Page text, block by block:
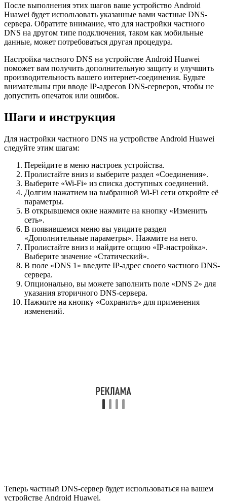
После выполнения этих шагов ваше устройство Android
Huawei будет использовать указанные вами частные DNS-
сервера. Обратите внимание, что для настройки частного
DNS на другом типе подключения, таком как мобильные
данные, может потребоваться другая процедура.
Настройка частного DNS на устройстве Android Huawei
поможет вам получить дополнительную защиту и улучшить
производительность вашего интернет-соединения. Будьте
внимательны при вводе IP-адресов DNS-серверов, чтобы не
допустить опечаток или ошибок.
Шаги и инструкция
Для настройки частного DNS на устройстве Android Huawei
следуйте этим шагам:
Перейдите в меню настроек устройства.
Пролистайте вниз и выберите раздел «Соединения».
Выберите «Wi-Fi» из списка доступных соединений.
Долгим нажатием на выбранной Wi-Fi сети откройте её
параметры.
В открывшемся окне нажмите на кнопку «Изменить
сеть».
В появившемся меню вы увидите раздел
«Дополнительные параметры». Нажмите на него.
Пролистайте вниз и найдите опцию «IP-настройка».
Выберите значение «Статический».
В поле «DNS 1» введите IP-адрес своего частного DNS-
сервера.
Опционально, вы можете заполнить поле «DNS 2» для
указания вторичного DNS-сервера.
Нажмите на кнопку «Сохранить» для применения
изменений.
Теперь частный DNS-сервер будет использоваться на вашем
устройстве Android Huawei.